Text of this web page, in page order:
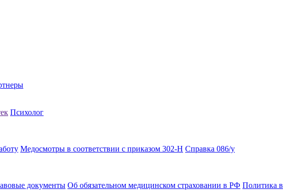
Психолог
Медосмотры в соответствии с приказом 302-Н Справка 086/у
документы Об обязательном медицинском страховании в РФ Политика